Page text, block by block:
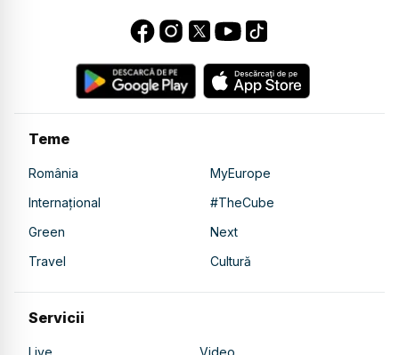
Teme
România
MyEurope
Internațional
#TheCube
Green
Next
Travel
Cultură
Servicii